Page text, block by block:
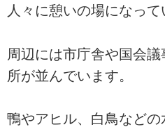
人々に憩いの場になって
周辺には市庁舎や国会
所が並んでいます。
鴨やアヒル、白鳥など